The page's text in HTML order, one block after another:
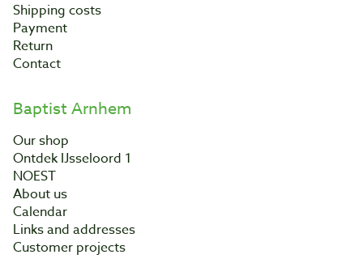
Shipping costs
Payment
Return
Contact
Baptist Arnhem
Our shop
Ontdek IJsseloord 1
NOEST
About us
Calendar
Links and addresses
Customer projects